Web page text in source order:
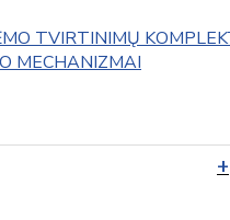
TVIRTINIMŲ
MECHANIZMAI